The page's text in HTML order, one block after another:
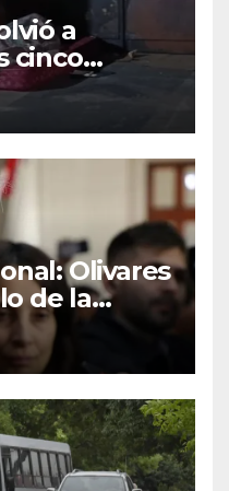
a
cinco
pobreza
Olivares
de la
impacto
la
ante la